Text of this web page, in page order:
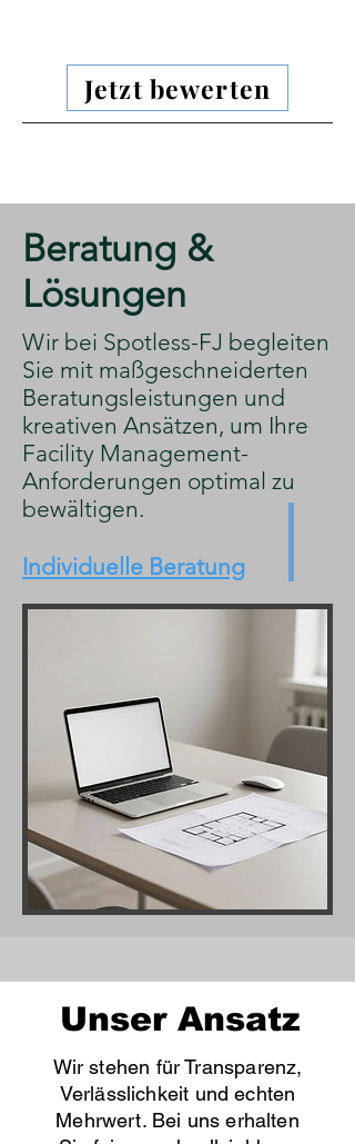
Jetzt bewerten
​Beratung &
Lösungen
​Wir bei Spotless-FJ begleiten
Sie mit maßgeschneiderten
Beratungsleistungen und
kreativen Ansätzen, um Ihre
Facility Management-
Anforderungen optimal zu
bewältigen.
Individuelle Beratung
Unser Ansatz
Wir stehen für Transparenz,
Verlässlichkeit und echten
Mehrwert. Bei uns erhalten